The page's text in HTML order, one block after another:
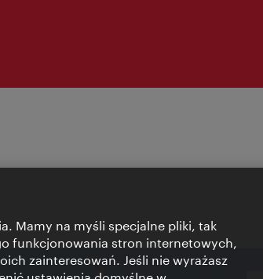
Mamy na myśli specjalne pliki, tak
funkcjonowania stron internetowych,
zainteresowań. Jeśli nie wyrażasz